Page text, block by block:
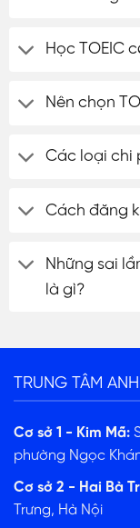
Học TOEIC
Nên chọn
Các loại chi
Cách đăng
Những sai
là gì?
TRUNG TÂM
Cơ sở 1 - Kim Mã:
phường Ngọc
Cơ sở 2 - Hai Bà
Trưng, Hà Nội